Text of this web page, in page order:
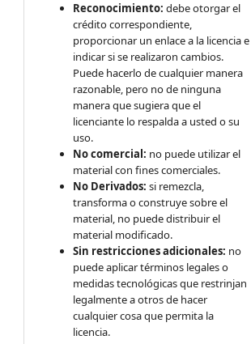
Reconocimiento: debe otorgar el
crédito correspondiente,
proporcionar un enlace a la licencia e
indicar si se realizaron cambios.
Puede hacerlo de cualquier manera
razonable, pero no de ninguna
manera que sugiera que el
licenciante lo respalda a usted o su
uso.
No comercial: no puede utilizar el
material con fines comerciales.
No Derivados: si remezcla,
transforma o construye sobre el
material, no puede distribuir el
material modificado.
Sin restricciones adicionales: no
puede aplicar términos legales o
medidas tecnológicas que restrinjan
legalmente a otros de hacer
cualquier cosa que permita la
licencia.